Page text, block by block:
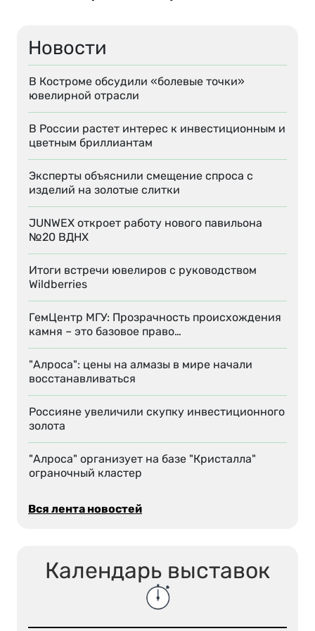
Новости
В Костроме обсудили «болевые точки»
ювелирной отрасли
В России растет интерес к инвестиционным и
цветным бриллиантам
Эксперты объяснили смещение спроса с
изделий на золотые слитки
JUNWEX откроет работу нового павильона
№20 ВДНХ
Итоги встречи ювелиров с руководством
Wildberries
ГемЦентр МГУ: Прозрачность происхождения
камня – это базовое право…
"Алроса": цены на алмазы в мире начали
восстанавливаться
Россияне увеличили скупку инвестиционного
золота
"Алроса" организует на базе "Кристалла"
ограночный кластер
Вся лента новостей
Календарь выставок